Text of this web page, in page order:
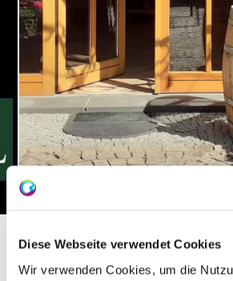
Diese Webseite verwendet Cookies
Wir verwenden Cookies, um die